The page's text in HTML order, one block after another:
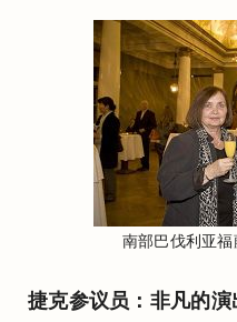
南部巴伐利亚
捷克参议员：非凡的演